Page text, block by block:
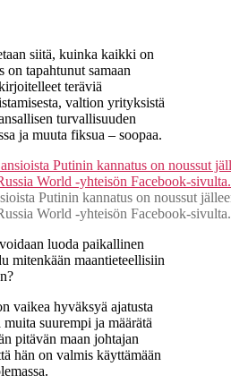
siitä, kuinka kaikki on
tapahtunut samaan
teräviä
valtion yrityksistä
turvallisuuden
ja muuta fiksua – soopaa.
Putinin kannatus on noussut
World -yhteisön Facebook-sivulta.
luoda paikallinen
mitenkään maantieteellisiin
vaikea hyväksyä ajatusta
suurempi ja määrätä
pitävän maan johtajan
hän on valmis käyttämään